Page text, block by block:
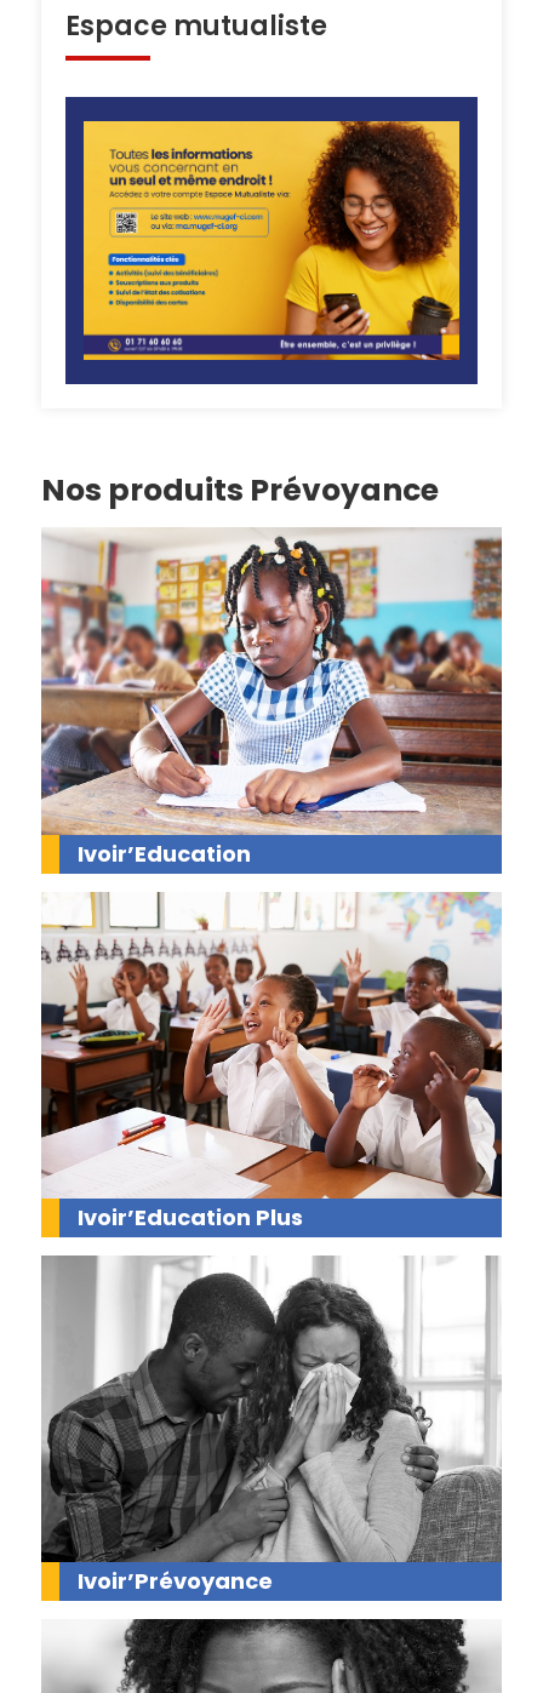
Espace mutualiste
Nos produits Prévoyance
Ivoir’Education
Ivoir’Education Plus
Ivoir’Prévoyance